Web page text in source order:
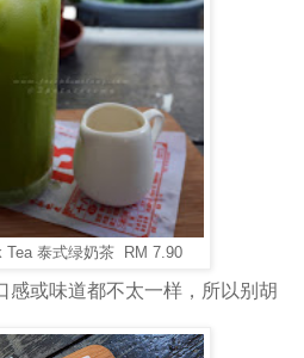
Tea 泰式绿奶茶 RM 7.90
感或味道都不太一样，所以别胡